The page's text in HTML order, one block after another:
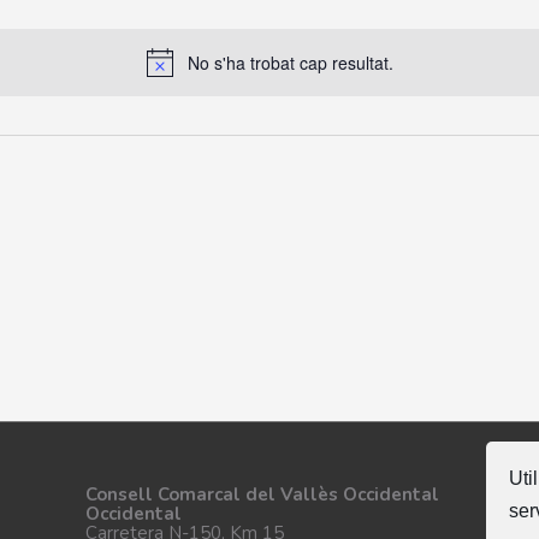
No s'ha trobat cap resultat.
Consell Comarcal del Vallès Occidental
Occidental
Carretera N-150, Km 15